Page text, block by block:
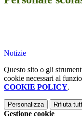
Notizie
Questo sito o gli
cookie necessari al
COOKIE POLICY.
Personalizza Rifiuta
Gestione cookie